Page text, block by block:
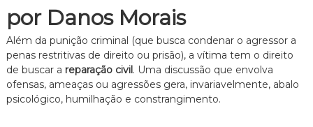
por Danos Morais
Além da punição criminal (que busca condenar o agressor a
penas restritivas de direito ou prisão), a vítima tem o direito
de buscar a reparação civil. Uma discussão que envolva
ofensas, ameaças ou agressões gera, invariavelmente, abalo
psicológico, humilhação e constrangimento.